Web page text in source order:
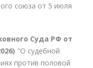
союза от 5 июля
Суда РФ от
"О судебной
против половой